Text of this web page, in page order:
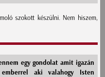
szokott készülni. Nem hiszem,
egy gondolat amit igazán
aki valahogy Isten